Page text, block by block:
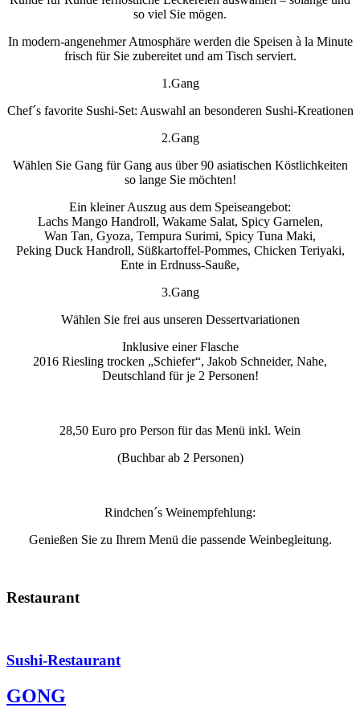
so viel Sie mögen.
In modern-angenehmer Atmosphäre werden die Speisen à la Minute
frisch für Sie zubereitet und am Tisch serviert.
1.Gang
Chef´s favorite Sushi-Set: Auswahl an besonderen Sushi-Kreationen
2.Gang
Wählen Sie Gang für Gang aus über 90 asiatischen Köstlichkeiten
so lange Sie möchten!
Ein kleiner Auszug aus dem Speiseangebot:
Lachs Mango Handroll, Wakame Salat, Spicy Garnelen,
Wan Tan, Gyoza, Tempura Surimi, Spicy Tuna Maki,
Peking Duck Handroll, Süßkartoffel-Pommes, Chicken Teriyaki,
Ente in Erdnuss-Sauße,
3.Gang
Wählen Sie frei aus unseren Dessertvariationen
Inklusive einer Flasche
2016 Riesling trocken „Schiefer“, Jakob Schneider, Nahe,
Deutschland für je 2 Personen!
28,50 Euro pro Person für das Menü inkl. Wein
(Buchbar ab 2 Personen)
Rindchen´s Weinempfehlung:
Genießen Sie zu Ihrem Menü die passende Weinbegleitung.
Restaurant
Sushi-Restaurant
GONG